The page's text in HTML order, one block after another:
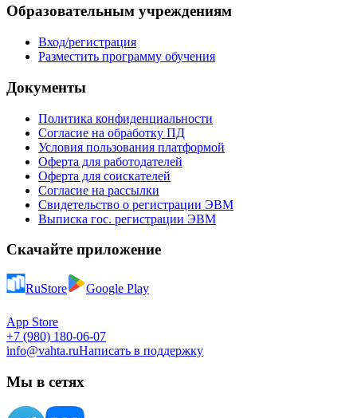
Образовательным учреждениям
Вход/регистрация
Разместить программу обучения
Документы
Политика конфиденциальности
Согласие на обработку ПД
Условия пользования платформой
Оферта для работодателей
Оферта для соискателей
Согласие на рассылки
Свидетельство о регистрации ЭВМ
Выписка гос. регистрации ЭВМ
Скачайте приложение
RuStore Google Play
App Store
+7 (980) 180-06-07
info@vahta.ruНаписать в поддержку
Мы в сетях